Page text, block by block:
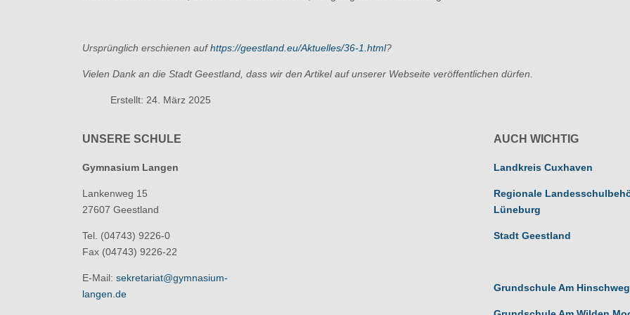
Ursprünglich erschienen aufhttps://geestland.eu/Aktuelles/36-1.html?
Vielen Dank an die Stadt Geestland, dass wir den Artikel auf unserer Webseite veröffentlichen dürfen.
Erstellt: 24. März 2025
UNSERE SCHULE
Gymnasium Langen
Lankenweg 15
27607 Geestland
Tel. (04743) 9226-0
Fax (04743) 9226-22
E-Mail: sekretariat@gymnasium-
langen.de
AUCH WICHTIG
Landkreis Cuxhaven
Regionale
Lüneburg
Stadt Geestland
Grundschule Am Hinschweg